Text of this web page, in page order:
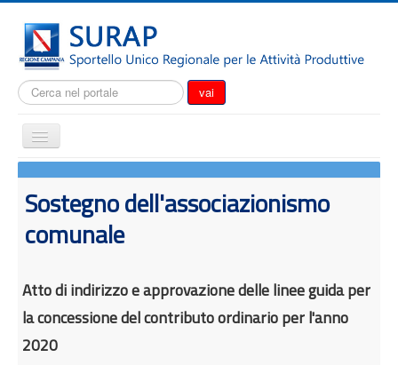
Cerca... vai
Cambia
navigazione
Notizie
Il SURAP
Modulistica
Come fare per
Attrazione degli investimenti
Sostegno dell'associazionismo
comunale
Atto di indirizzo e approvazione delle linee guida per
la concessione del contributo ordinario per l'anno
2020